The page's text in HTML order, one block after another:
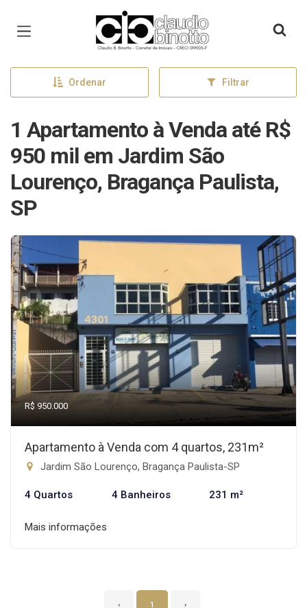
Página inicial
Ordenar Filtrar
1 Apartamento à Venda até R$
950 mil em Jardim São
Lourenço, Bragança Paulista,
SP
R$ 950.000
Apartamento à Venda com 4 quartos, 231m²
Jardim São Lourenço, Bragança Paulista-SP
4 Quartos 4 Banheiros 231 m²
Mais informações
‹ 1 ›